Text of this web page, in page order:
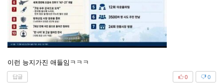
이런 능지가진 애들임ㅋㅋㅋ
답글 0
0